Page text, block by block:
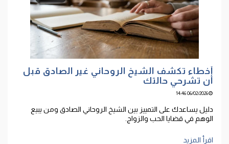
أخطاء تكشف الشيخ الروحاني غير الصادق قبل
أن تشرحي حالتك
06/02/2026 14:46
دليل يساعدك على التمييز بين الشيخ الروحاني الصادق ومن يبيع
الوهم في قضايا الحب والزواج.
اقرأ المزيد